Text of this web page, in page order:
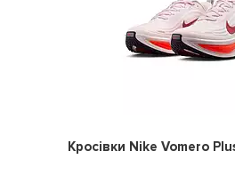
Кросівки Nike Vomero